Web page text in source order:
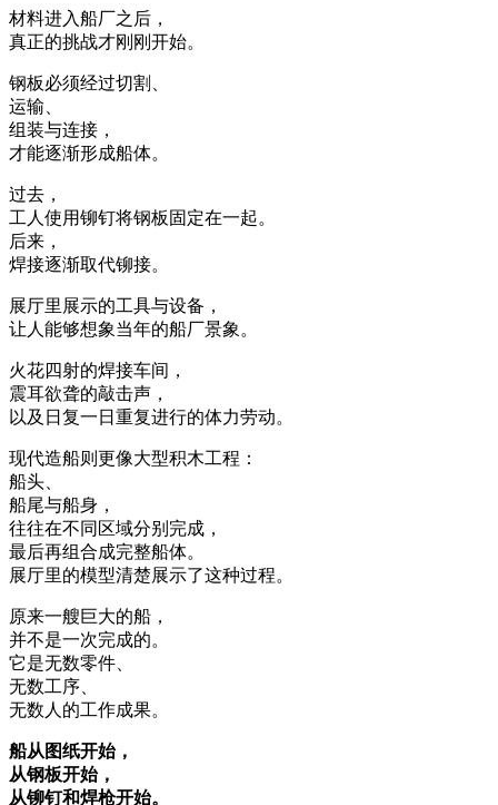
材料进入船厂之后，
真正的挑战才刚刚开始。
钢板必须经过切割、
运输、
组装与连接，
才能逐渐形成船体。
过去，
工人使用铆钉将钢板固定在一起。
后来，
焊接逐渐取代铆接。
展厅里展示的工具与设备，
让人能够想象当年的船厂景象。
火花四射的焊接车间，
震耳欲聋的敲击声，
以及日复一日重复进行的体力劳动。
现代造船则更像大型积木工程：
船头、
船尾与船身，
往往在不同区域分别完成，
最后再组合成完整船体。
展厅里的模型清楚展示了这种过程。
原来一艘巨大的船，
并不是一次完成的。
它是无数零件、
无数工序、
无数人的工作成果。
船从图纸开始，
从钢板开始，
从铆钉和焊枪开始。